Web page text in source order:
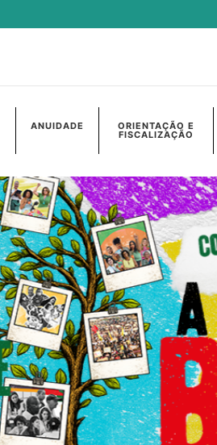
ANUIDADE ORIENTAÇÃO E
FISCALIZAÇÃO